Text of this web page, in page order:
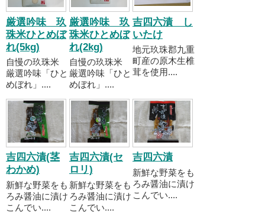
厳選吟味 玖
珠米ひとめぼ
れ(5kg)
自慢の玖珠米
厳選吟味「ひと
めぼれ」....
厳選吟味 玖
珠米ひとめぼ
れ(2kg)
自慢の玖珠米
厳選吟味「ひと
めぼれ」....
吉四六漬 し
いたけ
地元玖珠郡九重
町産の原木生椎
茸を使用....
吉四六漬(茎
わかめ)
新鮮な野菜をも
ろみ醤油に漬け
こんでい....
吉四六漬(セ
ロリ)
新鮮な野菜をも
ろみ醤油に漬け
こんでい....
吉四六漬
新鮮な野菜をも
ろみ醤油に漬け
こんでい....